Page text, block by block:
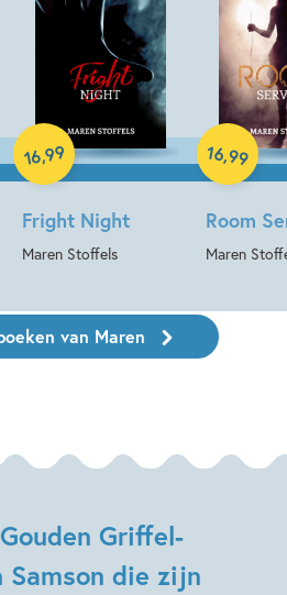
Fright Night
Maren Stoffels
16,99
Paperback
Room
Maren
16,99
Paperback
van Maren
Griffel-
Samson die zijn